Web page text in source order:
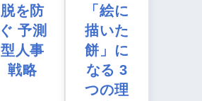
脱を防
ぐ 予測
型人事
戦略
「絵に
描いた
餅」に
なる 3
つの理